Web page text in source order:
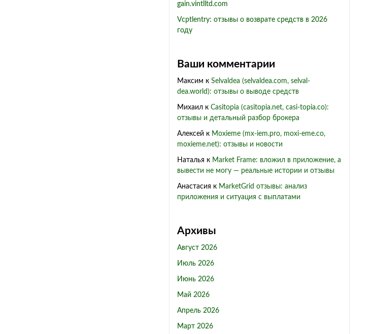
gain.vintlltd.com
Vcptlentry: отзывы о возврате средств в 2026
году
Ваши комментарии
Максим к Selvaldea (selvaldea.com, selval-
dea.world): отзывы о выводе средств
Михаил к Casitopia (casitopia.net, casi-topia.co):
отзывы и детальный разбор брокера
Алексей к Moxieme (mx-iem.pro, moxi-eme.co,
moxieme.net): отзывы и новости
Наталья к Market Frame: вложил в приложение, а
вывести не могу — реальные истории и отзывы
Анастасия к MarketGrid отзывы: анализ
приложения и ситуация с выплатами
Архивы
Август 2026
Июль 2026
Июнь 2026
Май 2026
Апрель 2026
Март 2026